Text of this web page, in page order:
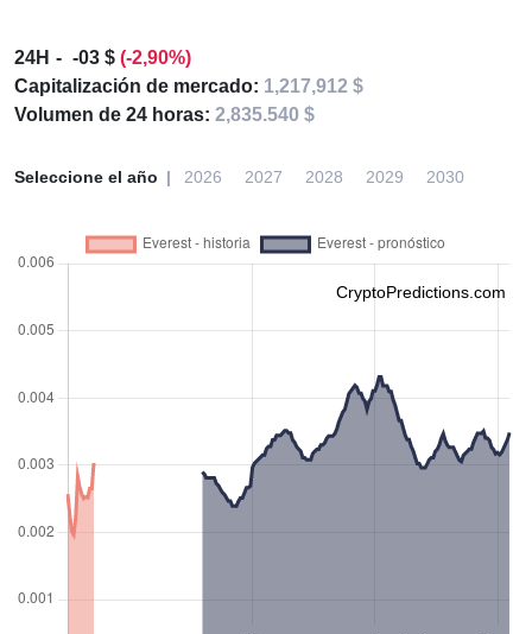
24H -03 $ (-2,90%)
Capitalización de mercado: 1,217,912 $
Volumen de 24 horas: 2,835.540 $
Seleccione el año 2026 2027 2028 2029 2030
CryptoPredictions.com